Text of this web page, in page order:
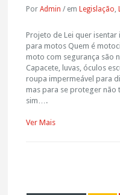
PorAdmin / em Legislação,
Projeto de Lei quer
para motos Quem é
moto com segurança são
Capacete, luvas, óculos
roupa impermeável para
mas para se proteger não
sim….
Ver Mais